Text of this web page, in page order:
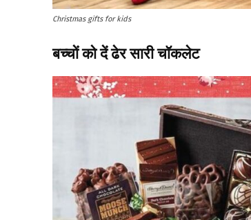
Christmas gifts for kids
बच्चों को दें ढेर सारी चॉकलेट